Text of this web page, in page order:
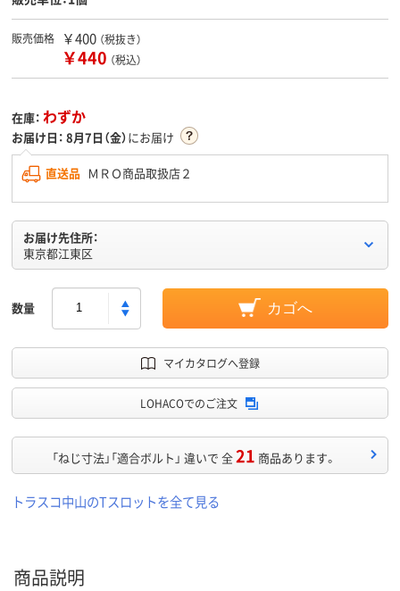
販売価格 ￥400 （税抜き）
￥440 （税込）
在庫： わずか
お届け日： 8月7日（金）にお届け
直送品 ＭＲＯ商品取扱店２
お届け先住所：
東京都江東区
数量 カゴへ
マイカタログへ登録
LOHACOでのご注文
「ねじ寸法」「適合ボルト」 違いで 全21 商品あります。
トラスコ中山のTスロットを全て見る
商品説明